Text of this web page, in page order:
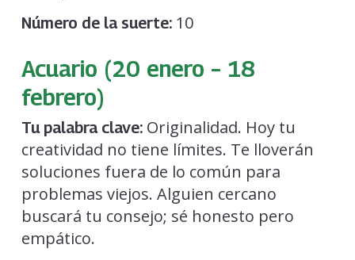
Número de la suerte:10
Acuario (20 enero – 18
febrero)
Tu palabra clave:Originalidad. Hoy tu
creatividad no tiene límites. Te lloverán
soluciones fuera de lo común para
problemas viejos. Alguien cercano
buscará tu consejo; sé honesto pero
empático.